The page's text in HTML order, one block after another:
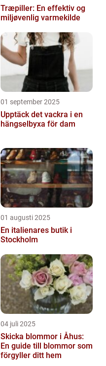
Træpiller: En effektiv og
miljøvenlig varmekilde
01 september 2025
Upptäck det vackra i en
hängselbyxa för dam
01 augusti 2025
En italienares butik i
Stockholm
04 juli 2025
Skicka blommor i Åhus:
En guide till blommor som
förgyller ditt hem